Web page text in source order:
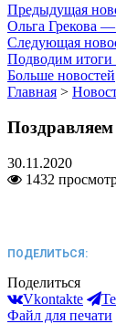
Предыдущая
Ольга Грекова —
Следующая
Подводим итоги
Больше новостей
Главная >
Поздравляем
30.11.2020
1432
ПОДЕЛИТЬСЯ:
Поделиться
Vkontakte
Файл для печати